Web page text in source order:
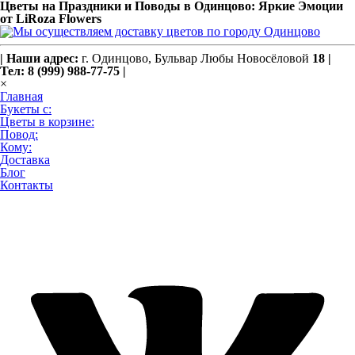
Цветы на Праздники и Поводы в Одинцово: Яркие Эмоции
от LiRoza Flowers
| Наши адрес: г. Одинцово, Бульвар Любы Новосёловой 18 |
Тел: 8 (999) 988-77-75 |
×
Главная
Букеты с:
Цветы в корзине:
Повод:
Кому:
Доставка
Блог
Контакты